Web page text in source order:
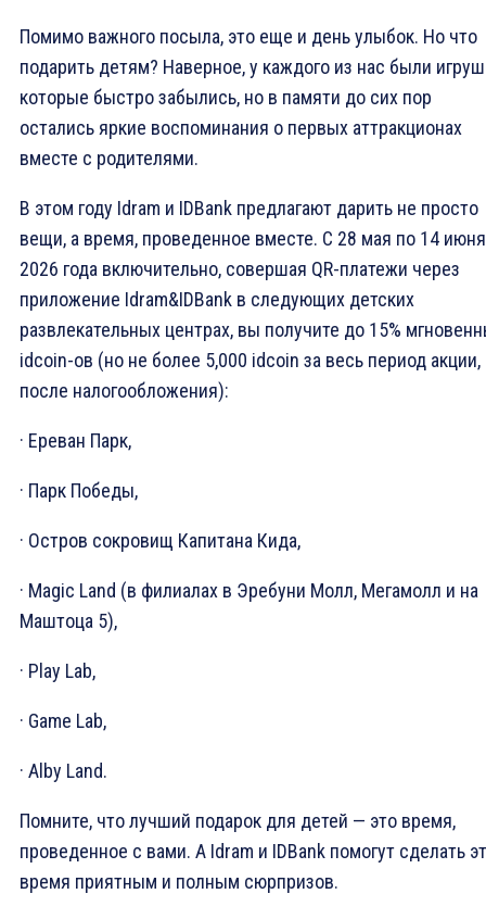
Помимо важного посыла, это еще и день улыбок. Но что
подарить детям? Наверное, у каждого из нас были
которые быстро забылись, но в памяти до сих пор
остались яркие воспоминания о первых аттракционах
вместе с родителями.
В этом году Idram и IDBank предлагают дарить не просто
вещи, а время, проведенное вместе. С 28 мая по 14 июня
2026 года включительно, совершая QR-платежи через
приложение Idram&IDBank в следующих детских
развлекательных центрах, вы получите до 15%
idcoin-ов (но не более 5,000 idcoin за весь период акции,
после налогообложения):
· Ереван Парк,
· Парк Победы,
· Остров сокровищ Капитана Кида,
· Magic Land (в филиалах в Эребуни Молл, Мегамолл и на
Маштоца 5),
· Play Lab,
· Game Lab,
· Alby Land.
Помните, что лучший подарок для детей — это время,
проведенное с вами. А Idram и IDBank помогут сделать
время приятным и полным сюрпризов.